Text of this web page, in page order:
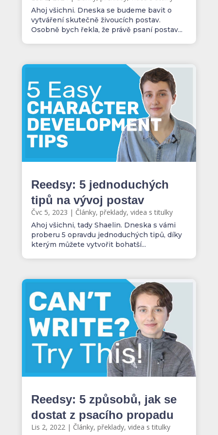
Ahoj všichni. Dneska se budeme bavit o
vytváření skutečně živoucích postav.
Osobně bych řekla, že právě psaní postav...
Reedsy: 5 jednoduchých
tipů na vývoj postav
Čvc 5, 2023 | Články, překlady, videa s titulky
Ahoj všichni, tady Shaelin. Dneska s vámi
proberu 5 opravdu jednoduchých tipů, díky
kterým můžete vytvořit bohatší...
Reedsy: 5 způsobů, jak se
dostat z psacího propadu
Lis 2, 2022| Články, překlady, videa s titulky